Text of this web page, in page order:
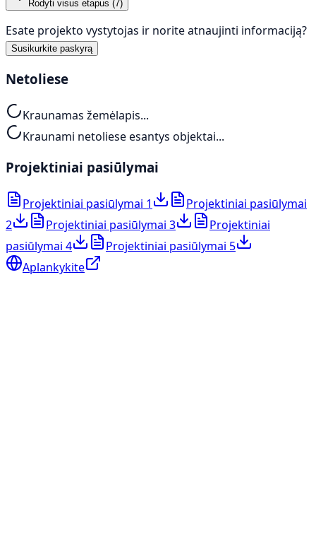
Rodyti visus etapus (7)
Esate projekto vystytojas ir norite atnaujinti informaciją?
Susikurkite paskyrą
Netoliese
Kraunamas žemėlapis...
Kraunami netoliese esantys objektai...
Projektiniai pasiūlymai
Projektiniai pasiūlymai 1
Projektiniai pasiūlymai
2
Projektiniai pasiūlymai 3
Projektiniai
pasiūlymai 4
Projektiniai pasiūlymai 5
Aplankykite